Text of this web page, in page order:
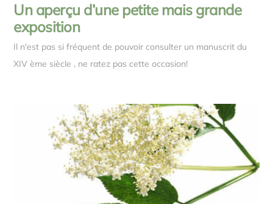
Un aperçu d’une petite mais grande
exposition
Il n'est pas si fréquent de pouvoir consulter un manuscrit du
XIV ème siècle , ne ratez pas cette occasion!